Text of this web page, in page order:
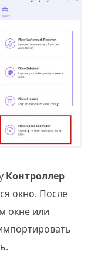
Контроллер
окно. После
окне или